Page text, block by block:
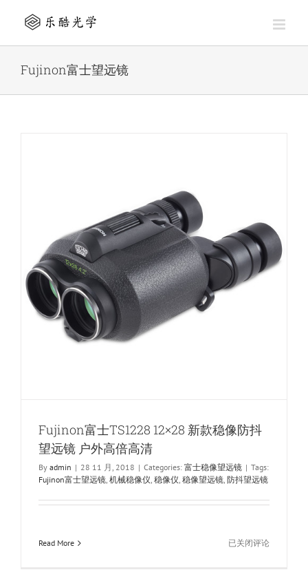
Fujinon富士望远镜
Fujinon富士TS1228 12×28 新款稳像防抖
望远镜 户外高倍高清
By admin | 28 11 月, 2018 | Categories: 富士稳像望远镜 | Tags:
Fujinon富士望远镜, 机械稳像仪, 稳像仪, 稳像望远镜, 防抖望远镜
Read More
Fujinon
已关闭评论